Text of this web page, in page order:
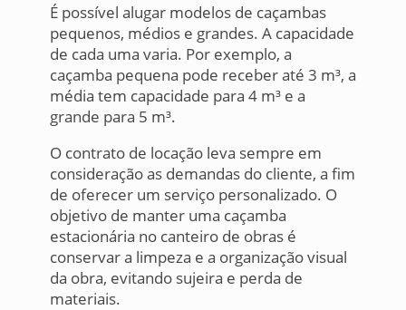
É possível alugar modelos de caçambas
pequenos, médios e grandes. A capacidade
de cada uma varia. Por exemplo, a
caçamba pequena pode receber até 3 m³, a
média tem capacidade para 4 m³ e a
grande para 5 m³.
O contrato de locação leva sempre em
consideração as demandas do cliente, a fim
de oferecer um serviço personalizado. O
objetivo de manter uma caçamba
estacionária no canteiro de obras é
conservar a limpeza e a organização visual
da obra, evitando sujeira e perda de
materiais.